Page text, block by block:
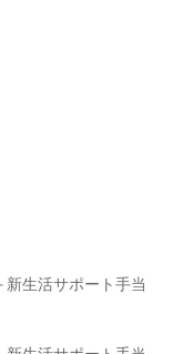
新生活サポート手当